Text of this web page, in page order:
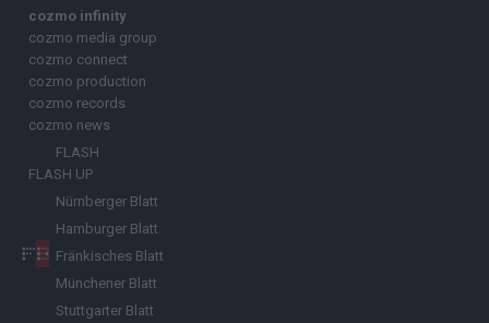
cozmo infinity
cozmo media group
cozmo connect
cozmo production
cozmo records
cozmo news
FLASH
FLASH UP
Nürnberger Blatt
Hamburger Blatt
Fränkisches Blatt
Münchener Blatt
Stuttgarter Blatt